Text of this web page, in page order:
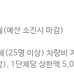
예산 소진시 마감)
(25명 이상) 차량비
1단체당 상한액